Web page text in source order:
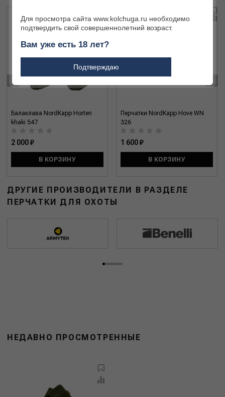
Балаклава NordKapp Horten
khaki 547
2 000 ₽
В КОРЗИНУ
Перчатки NordKapp Hove WN
326
1 600 ₽
В КОРЗИНУ
‹ ›
ДРУГИЕ ПРОИЗВОДИТЕЛИ В РАЗДЕЛЕ
ПЕРЧАТКИ ДЛЯ ОХОТЫ
НЕДАВНО ПРОСМОТРЕННЫЕ
Для просмотра сайта www.kolchuga.ru необходимо
подтвердить свой совершеннолетний возраст.
Вам уже есть 18 лет?
Подтверждаю